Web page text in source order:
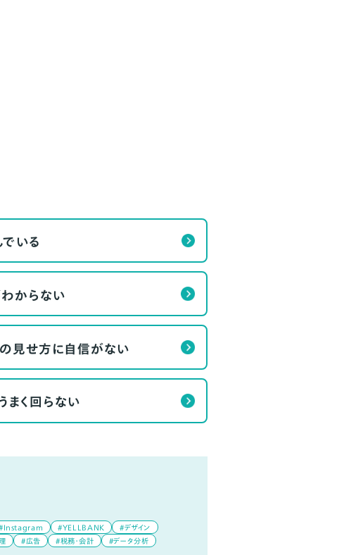
いる
からない
見せ方に自信がない
まく回らない
#YELLBANK
#デザイン
#広告 #税務・会計
#データ分析